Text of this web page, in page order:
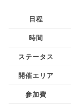
日程
時間
ステータス
開催エリア
参加費